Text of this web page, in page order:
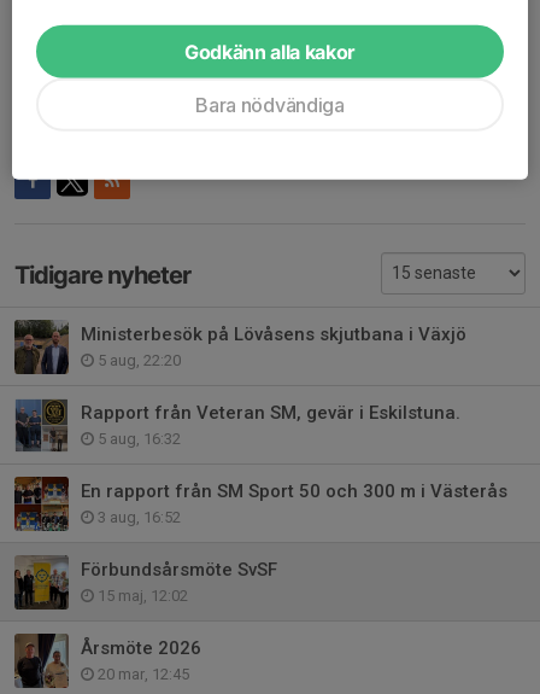
Mer att läsa om förbundsmötet finns på Svenska
Skyttesportförbundets hemsida.
Tidigare nyheter
Ministerbesök på Lövåsens skjutbana i Växjö
5 aug, 22:20
Rapport från Veteran SM, gevär i Eskilstuna.
5 aug, 16:32
En rapport från SM Sport 50 och 300 m i Västerås
3 aug, 16:52
Förbundsårsmöte SvSF
15 maj, 12:02
Årsmöte 2026
20 mar, 12:45
Godkänn alla kakor
Bara nödvändiga